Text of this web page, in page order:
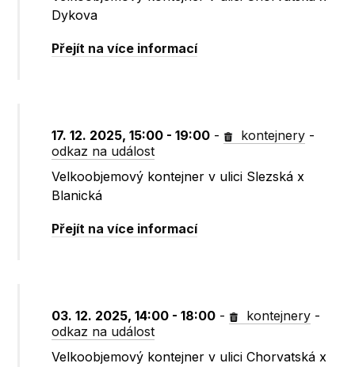
Dykova
Přejít na více informací
17. 12. 2025, 15:00 - 19:00 - kontejnery -
odkaz na událost
Velkoobjemový kontejner v ulici Slezská x
Blanická
Přejít na více informací
03. 12. 2025, 14:00 - 18:00 - kontejnery -
odkaz na událost
Velkoobjemový kontejner v ulici Chorvatská x